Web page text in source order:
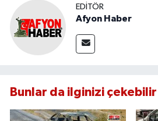
EDITÖR
Afyon Haber
Bunlar da ilginizi çekebilir